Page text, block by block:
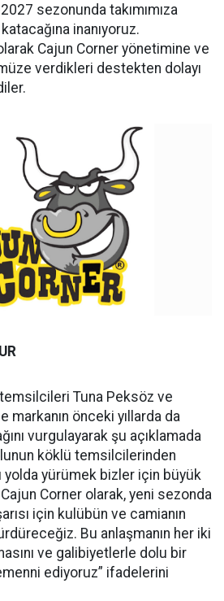
sezonunda takımımıza
inanıyoruz.
Cajun Corner yönetimine ve
verdikleri destekten dolayı
Tuna Peksöz ve
markanın önceki yıllarda da
vurgulayarak şu açıklamada
köklü temsilcilerinden
yolda yürümek bizler için büyük
Corner olarak, yeni sezonda
için kulübün ve camianın
Bu anlaşmanın her iki
ve galibiyetlerle dolu bir
ediyoruz” ifadelerini